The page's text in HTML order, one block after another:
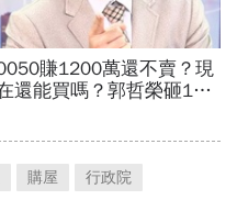
購屋
行政院